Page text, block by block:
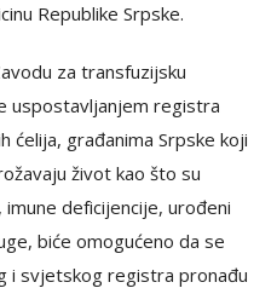
Republike Srpske.
za transfuzijsku
uspostavljanjem registra
ćelija, građanima Srpske koji
život kao što su
deficijencije, urođeni
biće omogućeno da se
i svjetskog registra pronađu